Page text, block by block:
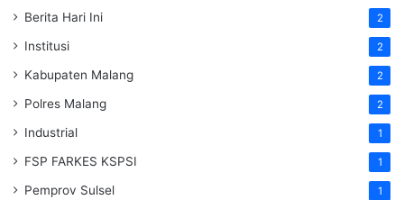
Berita Hari Ini 2
Institusi 2
Kabupaten Malang 2
Polres Malang 2
Industrial 1
FSP FARKES KSPSI 1
Pemprov Sulsel 1